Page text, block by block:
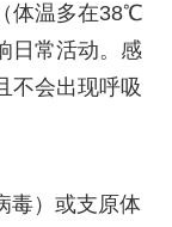
体温多在38℃
日常活动。感
不会出现呼吸
毒）或支原体